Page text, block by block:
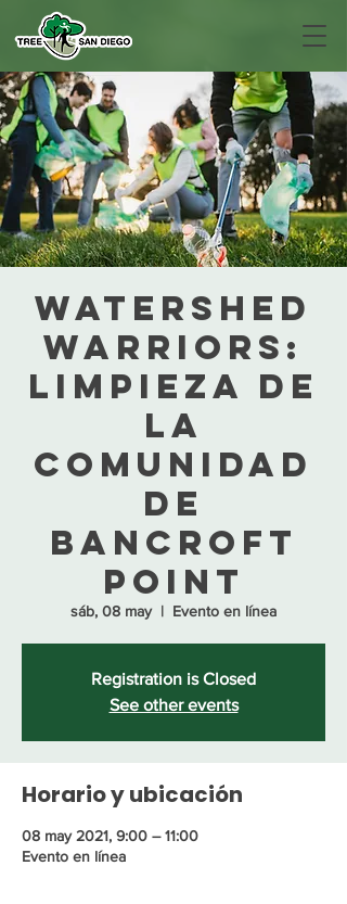
Watershed
Warriors:
limpieza de
la
comunidad
de
Bancroft
Point
sáb, 08 may
  |
Evento en línea
Registration is Closed
See other events
Horario y ubicación
08 may 2021, 9:00 – 11:00
Evento en línea